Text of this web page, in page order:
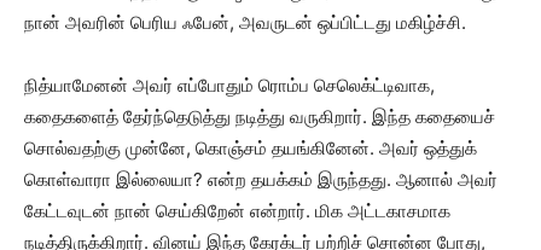
நான் அவரின் பெரிய ஃபேன், அவருடன் ஒப்பிட்டது மகிழ்ச்சி.
நித்யாமேனன் அவர் எப்போதும் ரொம்ப செலெக்ட்டிவாக,
கதைகளைத் தேர்ந்தெடுத்து நடித்து வருகிறார். இந்த கதையைச்
சொல்வதற்கு முன்னே, கொஞ்சம் தயங்கினேன். அவர் ஒத்துக்
கொள்வாரா இல்லையா? என்ற தயக்கம் இருந்தது. ஆனால் அவர்
கேட்டவுடன் நான் செய்கிறேன் என்றார். மிக அட்டகாசமாக
நடித்திருக்கிறார். வினய் இந்த கேரக்டர் பற்றிச் சொன்ன போது,